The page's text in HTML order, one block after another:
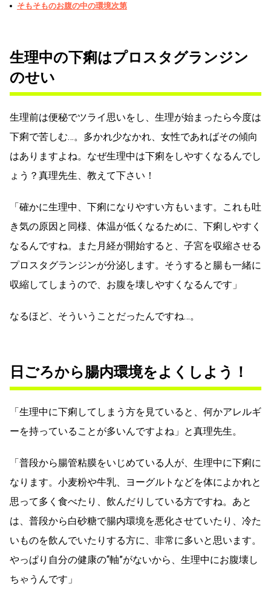
そもそものお腹の中の環境次第
生理中の下痢はプロスタグランジン
のせい
生理前は便秘でツライ思いをし、生理が始まったら今度は
下痢で苦しむ…。多かれ少なかれ、女性であればその傾向
はありますよね。なぜ生理中は下痢をしやすくなるんでし
ょう？真理先生、教えて下さい！
「確かに生理中、下痢になりやすい方もいます。これも吐
き気の原因と同様、体温が低くなるために、下痢しやすく
なるんですね。また月経が開始すると、子宮を収縮させる
プロスタグランジンが分泌します。そうすると腸も一緒に
収縮してしまうので、お腹を壊しやすくなるんです」
なるほど、そういうことだったんですね…。
日ごろから腸内環境をよくしよう！
「生理中に下痢してしまう方を見ていると、何かアレルギ
ーを持っていることが多いんですよね」と真理先生。
「普段から腸管粘膜をいじめている人が、生理中に下痢に
なります。小麦粉や牛乳、ヨーグルトなどを体によかれと
思って多く食べたり、飲んだりしている方ですね。あと
は、普段から白砂糖で腸内環境を悪化させていたり、冷た
いものを飲んでいたりする方に、非常に多いと思います。
やっぱり自分の健康の“軸”がないから、生理中にお腹壊し
ちゃうんです」